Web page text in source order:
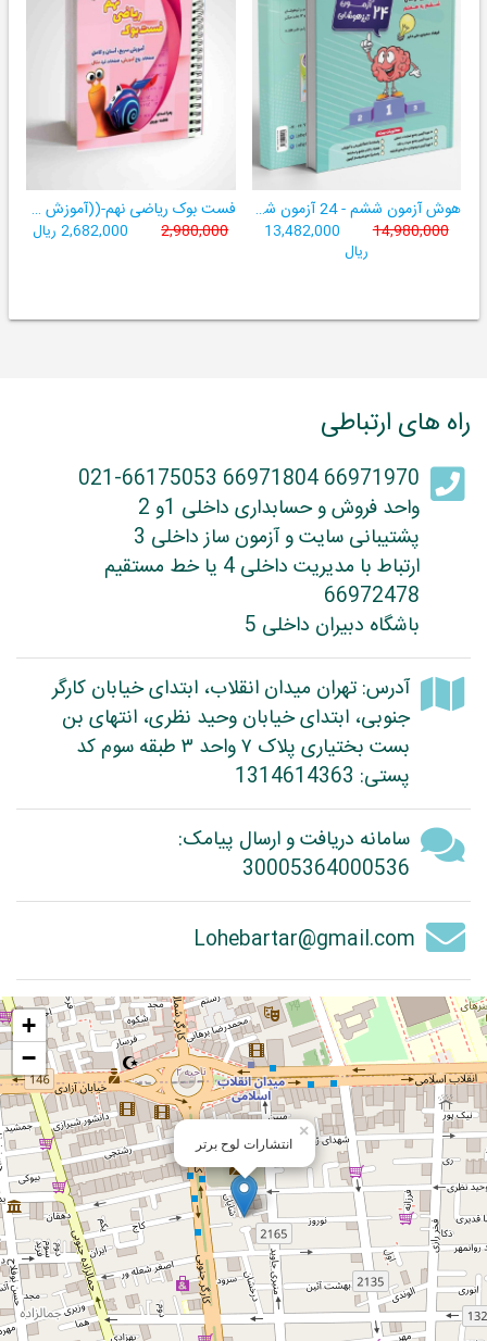
هوش آزمون ششم - 24 آزمون شبیه ساز تیزهوشان
14,980,000
13,482,000
ریال
فست بوک ریاضی نهم-((آموزش سریع، آسان و کامل ریاضی پایۀ نهم))
2,980,000 2,682,000 ریال
راه های ارتباطی
66971970 66971804 021-66175053
واحد فروش و حسابداری داخلی 1و 2
پشتیبانی سایت و آزمون ساز داخلی 3
ارتباط با مدیریت داخلی 4 یا خط مستقیم
66972478
باشگاه دبیران داخلی 5
آدرس: تهران میدان انقلاب، ابتدای خیابان کارگر
جنوبی، ابتدای خیابان وحید نظری، انتهای بن
بست بختیاری پلاک ۷ واحد ۳ طبقه سوم کد
پستی: 1314614363
سامانه دریافت و ارسال پیامک:
30005364000536
Lohebartar@gmail.com
انتشارات لوح برتر
×
+
−